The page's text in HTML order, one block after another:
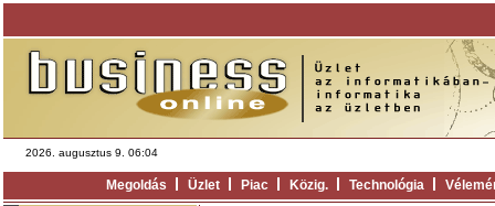
2026. augusztus 9. 06:04
Megoldás Üzlet Piac Közig. Technológia